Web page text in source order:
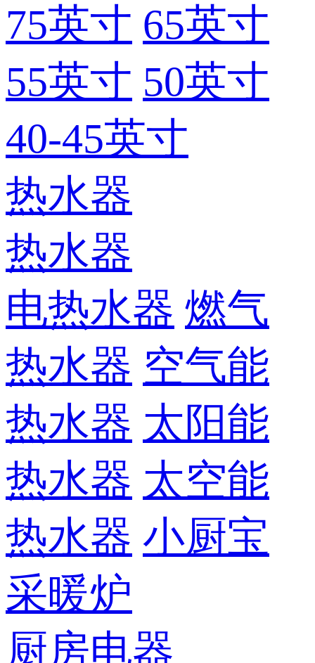
75英寸 65英寸
55英寸 50英寸
40-45英寸
热水器
热水器
电热水器 燃气
热水器 空气能
热水器 太阳能
热水器 太空能
热水器 小厨宝
采暖炉
厨房电器